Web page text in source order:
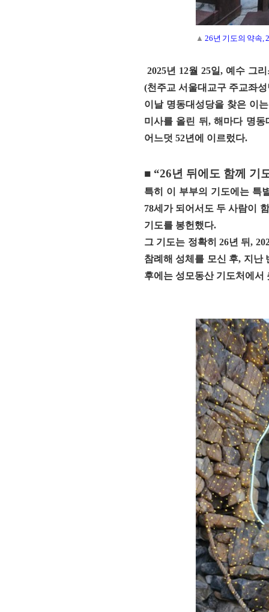
▲26년 기도의 약속
2025년 12월 25일, 예수 그
(천주교 서울대교구 주교좌
이날 명동대성당을 찾은 이
미사를 올린 뒤, 해마다 명
어느덧 52년 에 이르렀다.
■ “26년 뒤에도 함께 기
특히 이 부부의 기도에는 특
78세가 되어서도 두 사람이
기도를 봉헌했다.
그 기도는 정확히 26년 뒤,
참례해 성체를 모신 후, 지난
후에는 성모동산 기도처에서